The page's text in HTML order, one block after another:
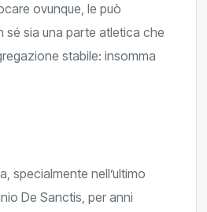
ovunque, le può
sé sia una parte atletica che
stabile: insomma
specialmente nell’ultimo
De Sanctis, per anni